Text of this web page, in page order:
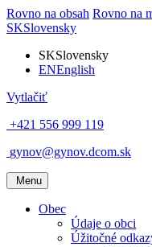
Rovno na obsah Rovno na
SKSlovensky
SKSlovensky
ENEnglish
Vytlačiť
+421 556 999 119
gynov@gynov.dcom.sk
Menu
Obec
Údaje o obci
Úžitočné